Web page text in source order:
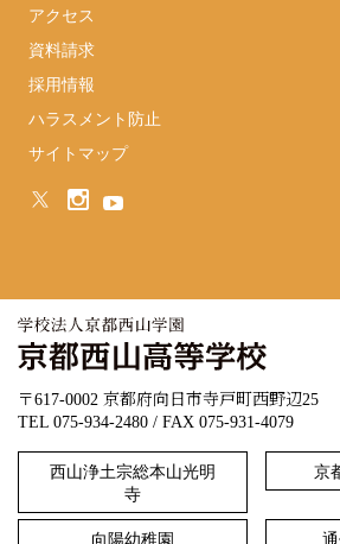
アクセス
資料請求
採用情報
ハラスメント防止
サイトマップ
〒617-0002 京都府向日市寺戸町西野辺25
TEL 075-934-2480 / FAX 075-931-4079
西山浄土宗総本山光明
寺
京
向陽幼稚園